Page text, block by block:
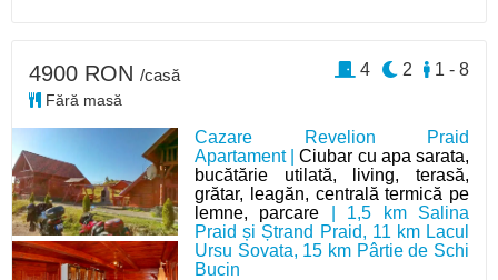
Cazare Revelion Praid
Apartament |Ciubar cu apa sarata,
bucătărie utilată, living, terasă,
grătar, leagăn, centrală termică pe
lemne, parcare | 1,5 km Salina
Praid și Ștrand Praid, 11 km Lacul
Ursu Sovata, 15 km Pârtie de Schi
Bucin
4900 RON /casă
Fără masă
1 - 8
2
4